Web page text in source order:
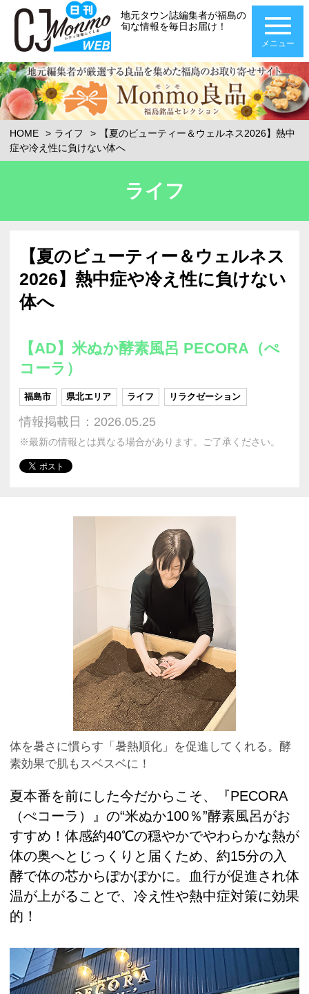
地元タウン誌編集者が福島の
旬な情報を毎日お届け！
メニュー
HOME ライフ
【夏のビューティー＆ウェルネス2026】熱中
症や冷え性に負けない体へ
ライフ
【夏のビューティー＆ウェルネス
2026】熱中症や冷え性に負けない
体へ
【AD】米ぬか酵素風呂 PECORA（ぺ
コーラ）
福島市 県北エリア ライフ リラクゼーション
情報掲載日：2026.05.25
※最新の情報とは異なる場合があります。ご了承ください。
体を暑さに慣らす「暑熱順化」を促進してくれる。酵
素効果で肌もスベスベに！
夏本番を前にした今だからこそ、『PECORA
（ぺコーラ）』の“米ぬか100％”酵素風呂がお
すすめ！体感約40℃の穏やかでやわらかな熱が
体の奥へとじっくりと届くため、約15分の入
酵で体の芯からぽかぽかに。血行が促進され体
温が上がることで、冷え性や熱中症対策に効果
的！